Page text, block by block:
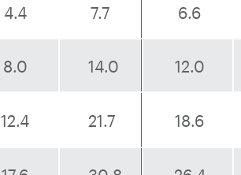
4.4 7.7 6.6
8.0 14.0 12.0
12.4 21.7 18.6